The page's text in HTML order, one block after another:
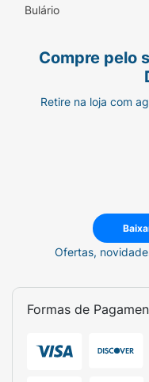
crianças com
Bulário
Compre pelo
Retire na loja com
Ofertas,
Formas de